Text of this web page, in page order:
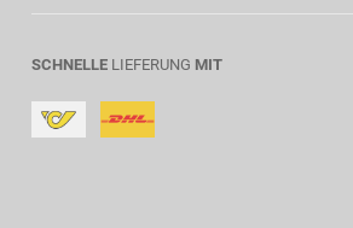
SCHNELLE LIEFERUNG MIT